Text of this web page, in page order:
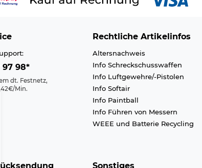
98*
dt. Festnetz,
Min.
Rechtliche Artikelinfos
Altersnachweis
Info Schreckschusswaffen
Info Luftgewehre/-Pistolen
Info Softair
Info Paintball
Info Führen von Messern
WEEE und Batterie Recycling
Sonstiges